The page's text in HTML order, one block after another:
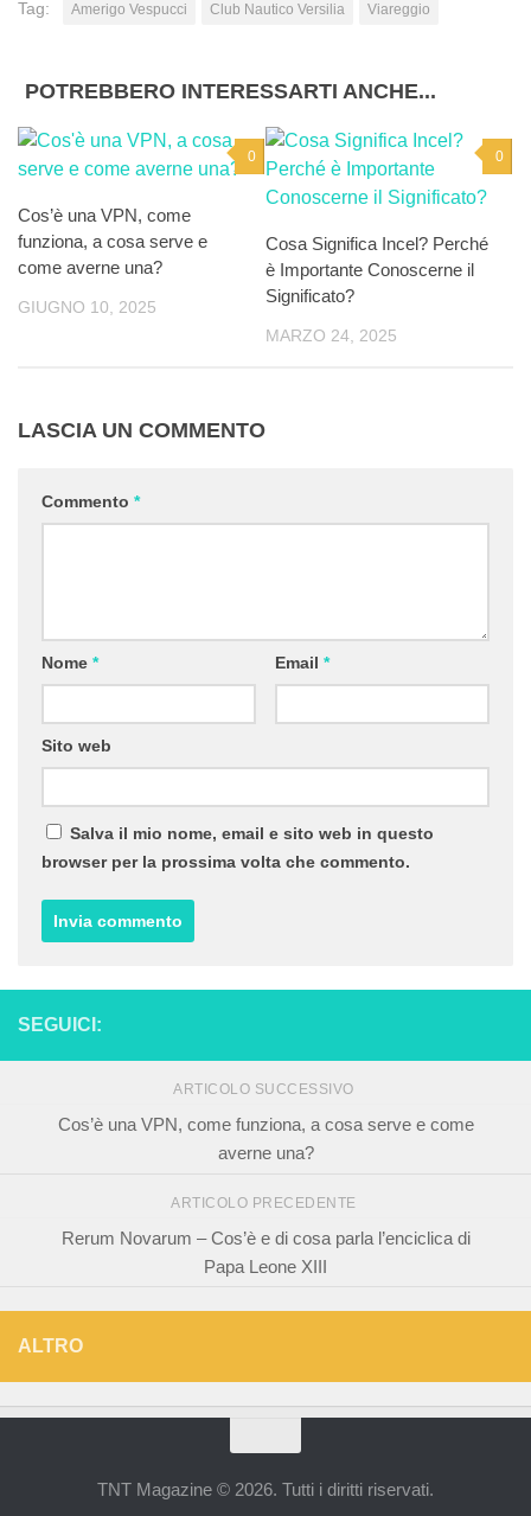
Tag: Amerigo Vespucci Club Nautico Versilia Viareggio
POTREBBERO INTERESSARTI ANCHE...
0
Cos’è una VPN, come
funziona, a cosa serve e
come averne una?
GIUGNO 10, 2025
0
Cosa Significa Incel? Perché
è Importante Conoscerne il
Significato?
MARZO 24, 2025
LASCIA UN COMMENTO
Commento *
Nome * Email *
Sito web
Salva il mio nome, email e sito web in questo
browser per la prossima volta che commento.
SEGUICI:
ARTICOLO SUCCESSIVO
Cos’è una VPN, come funziona, a cosa serve e come
averne una?
ARTICOLO PRECEDENTE
Rerum Novarum – Cos’è e di cosa parla l’enciclica di
Papa Leone XIII
ALTRO
TNT Magazine © 2026. Tutti i diritti riservati.